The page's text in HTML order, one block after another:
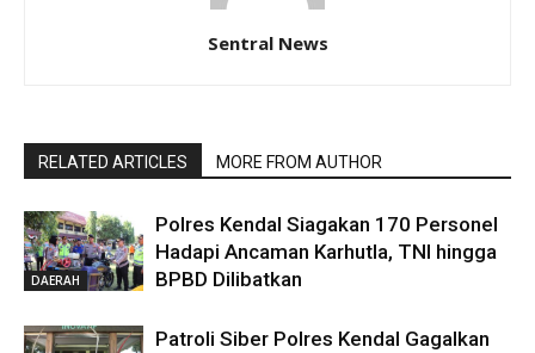
Sentral News
RELATED ARTICLES MORE FROM AUTHOR
DAERAH
Polres Kendal Siagakan 170 Personel
Hadapi Ancaman Karhutla, TNI hingga
BPBD Dilibatkan
Patroli Siber Polres Kendal Gagalkan